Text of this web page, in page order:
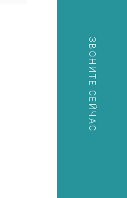
ЗВОНИТЕ СЕЙЧАС